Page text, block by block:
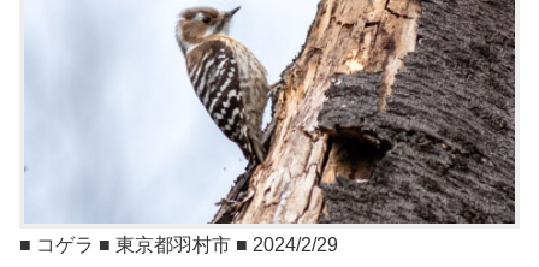
■ コゲラ ■ 東京都羽村市 ■ 2024/2/29